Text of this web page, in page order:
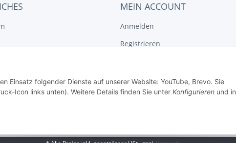
MEIN ACCOUNT
Anmelden
Registrieren
Wunschliste
Einsatz folgender Dienste auf unserer Website: YouTube, Brevo. Sie
Icon links unten). Weitere Details finden Sie unter Konfigurieren und in